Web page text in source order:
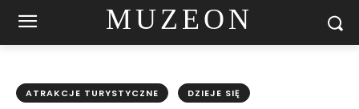
MUZEON
ATRAKCJE TURYSTYCZNE DZIEJE SIĘ